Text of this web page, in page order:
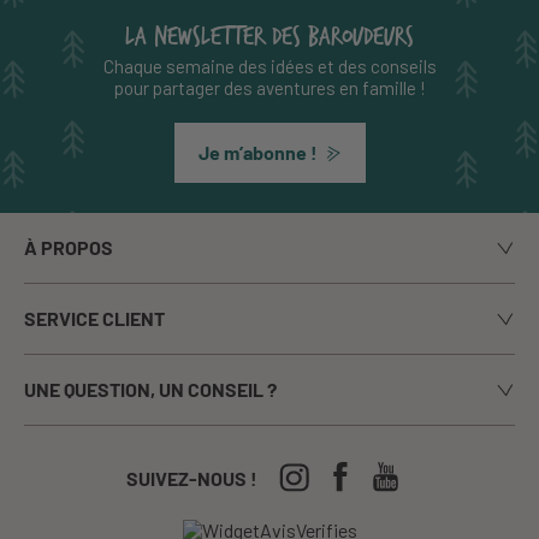
LA NEWSLETTER DES BAROUDEURS
Chaque semaine des idées et des conseils
pour partager des aventures en famille !
Je m’abonne !
À PROPOS
Notre histoire
Le blog
Nos marques
La presse en parle
Nos Festivals
SERVICE CLIENT
Livraison
Paiement sécurisé
Echanges / Retours
UNE QUESTION, UN CONSEIL ?
Appelez-nous du lundi au vendredi de 9h00 à 17h00
04-50-63-93-44
SUIVEZ-NOUS !